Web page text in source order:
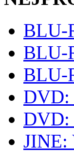
BLU-
BLU-
BLU-
DVD:
DVD:
JINE: